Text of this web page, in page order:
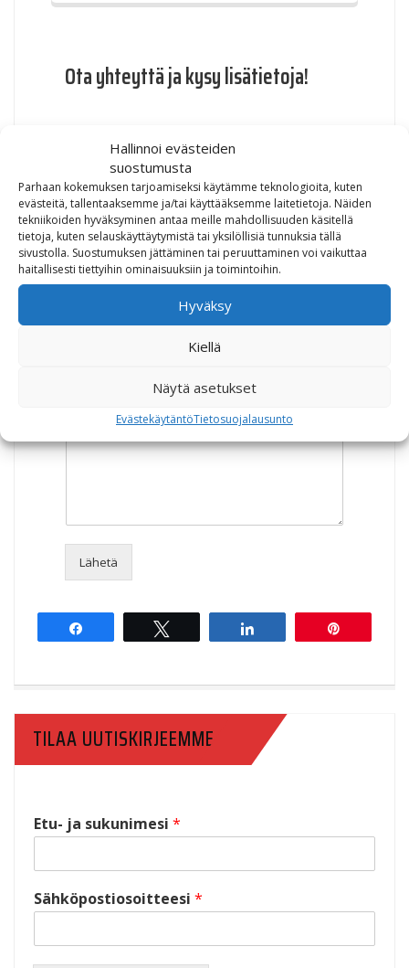
Hallinnoi evästeiden
suostumusta
Parhaan kokemuksen tarjoamiseksi käytämme teknologioita, kuten
evästeitä, tallentaaksemme ja/tai käyttääksemme laitetietoja. Näiden
tekniikoiden hyväksyminen antaa meille mahdollisuuden käsitellä
tietoja, kuten selauskäyttäytymistä tai yksilöllisiä tunnuksia tällä
sivustolla. Suostumuksen jättäminen tai peruuttaminen voi vaikuttaa
haitallisesti tiettyihin ominaisuuksiin ja toimintoihin.
Hyväksy
Kiellä
Näytä asetukset
EvästekäytäntöTietosuojalausunto
Ota yhteyttä ja kysy lisätietoja!
Etu- ja sukunimesi*
Puhelinnumerosi*
Sähköpostiosoitteesi*
Ajoneuvon malli josta olet
*
Lähetä
TILAA UUTISKIRJEEMME
Etu- ja sukunimesi *
Sähköpostiosoitteesi *